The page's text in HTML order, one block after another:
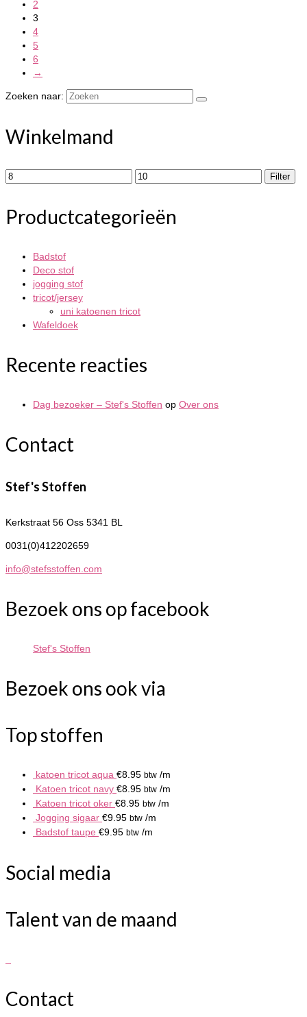
2
3
4
5
6
→
Zoeken naar:
Winkelmand
Filter
Productcategorieën
Badstof
Deco stof
jogging stof
tricot/jersey
uni katoenen tricot
Wafeldoek
Recente reacties
Dag bezoeker – Stef's Stoffen op Over ons
Contact
Stef's Stoffen
Kerkstraat 56 Oss 5341 BL
0031(0)412202659
info@stefsstoffen.com
Bezoek ons op facebook
Stef's Stoffen
Bezoek ons ook via
Top stoffen
katoen tricot aqua €8.95 btw /m
Katoen tricot navy €8.95 btw /m
Katoen tricot oker €8.95 btw /m
Jogging sigaar €9.95 btw /m
Badstof taupe €9.95 btw /m
Social media
Talent van de maand
Contact